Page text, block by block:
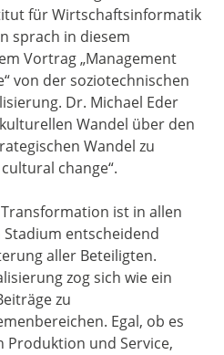
für Wirtschaftsinformatik
sprach in diesem
Vortrag „Management
von der soziotechnischen
Dr. Michael Eder
Wandel über den
Wandel zu
change“.
ist in allen
entscheidend
aller Beteiligten.
zog sich wie ein
zu
Egal, ob es
Produktion und Service,